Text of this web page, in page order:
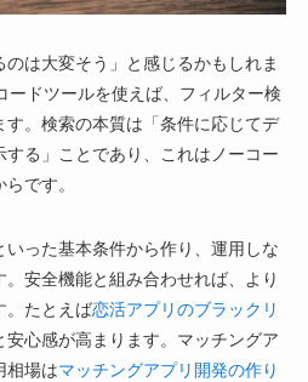
のは大変そう」と感じるかもしれま
ードツールを使えば、フィルター検
。検索の本質は「条件に応じてデ
る」ことであり、これはノーコー
です。
った基本条件から作り、運用しな
安全機能と組み合わせれば、より
。たとえば恋活アプリのブラックリ
安心感が高まります。マッチングア
相場はマッチングアプリ開発の作り